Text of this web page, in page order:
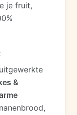
je fruit,
&